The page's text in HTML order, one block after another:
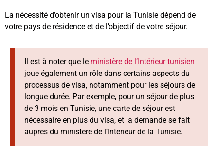
La nécessité d’obtenir un visa pour la Tunisie dépend de
votre pays de résidence et de l’objectif de votre séjour.
Il est à noter que le ministère de l’Intérieur tunisien
joue également un rôle dans certains aspects du
processus de visa, notamment pour les séjours de
longue durée. Par exemple, pour un séjour de plus
de 3 mois en Tunisie, une carte de séjour est
nécessaire en plus du visa, et la demande se fait
auprès du ministère de l’Intérieur de la Tunisie.